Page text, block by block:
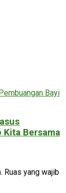
Kita Bersama
Ruas yang wajib